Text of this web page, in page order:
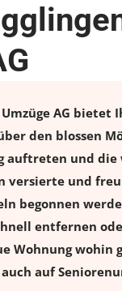
Umzüge AG
den blossen
auftreten und
versierte und
begonnen
entfernen
Wohnung
auf